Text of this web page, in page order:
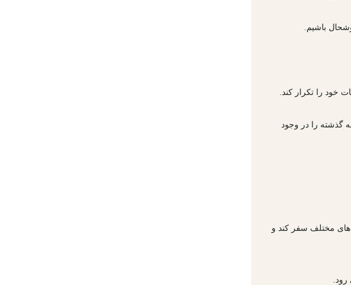
باشیم.
خود را تکرار کند.
گذشته را در وجود
های مختلف سفر کند و